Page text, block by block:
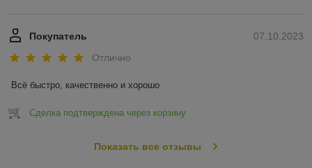
07.10.2023
Покупатель
Отлично
Всё быстро, качественно и хорошо
Сделка подтверждена через корзину
Показать все отзывы